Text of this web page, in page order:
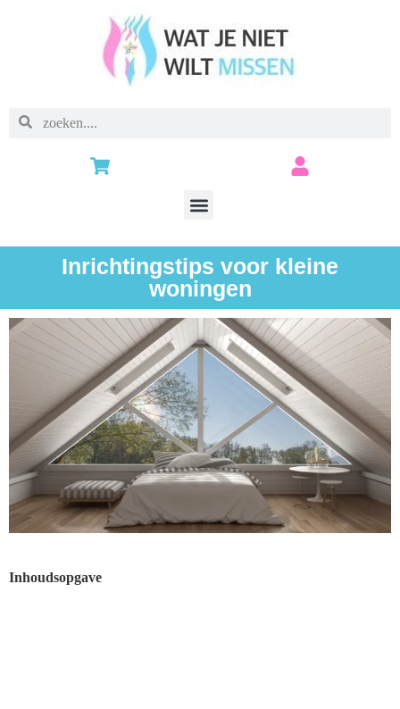
Inrichtingstips voor kleine
woningen
Inhoudsopgave